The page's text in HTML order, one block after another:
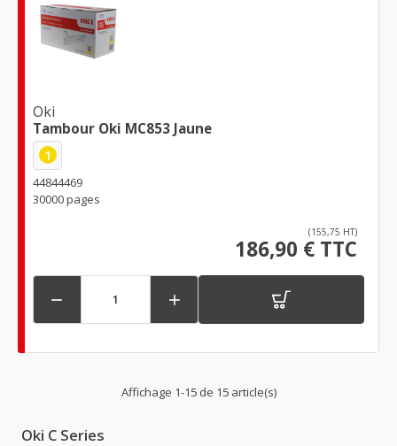
Oki
Tambour Oki MC853 Jaune
1
44844469
30000 pages
(155,75 HT)
186,90 € TTC
 
Affichage 1-15 de 15 article(s)
Oki C Series